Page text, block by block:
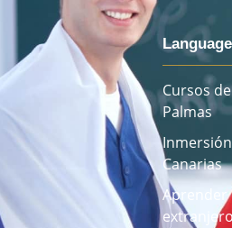
Cursos
Palmas
Canarias
Aprender
extranjero